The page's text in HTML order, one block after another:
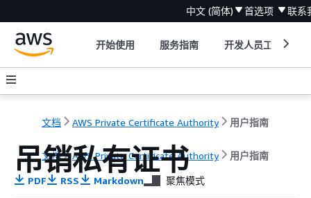
中文 (简体) 首选项 联系
开始使用 服务指南 开发人员工具
文档 AWS Private Certificate Authority 用户指南
文档 AWS Private Certificate Authority 用户指南
吊销私有证书
PDF RSS Markdown 聚焦模式